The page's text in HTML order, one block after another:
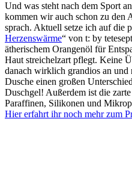
Und was steht nach dem Sport
kommen wir auch schon zu den
sprach. Aktuell setze ich auf die
Herzenswärme“ von t: by
ätherischem Orangenöl für
Haut streichelzart pflegt. Keine
danach wirklich grandios an und
Dusche einen großen
Duschgel! Außerdem ist die
Paraffinen, Silikonen und
Hier erfahrt ihr noch mehr zum